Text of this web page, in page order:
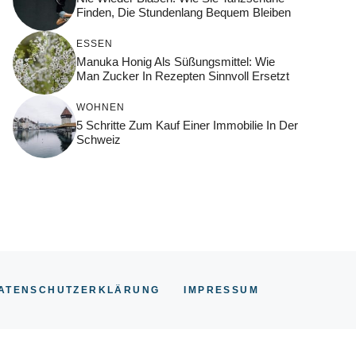
Finden, Die Stundenlang Bequem Bleiben
ESSEN
Manuka Honig Als Süßungsmittel: Wie
Man Zucker In Rezepten Sinnvoll Ersetzt
WOHNEN
5 Schritte Zum Kauf Einer Immobilie In Der
Schweiz
IMPRESSUM